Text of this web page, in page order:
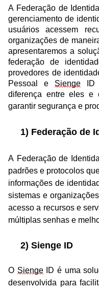
A Federação de
gerenciamento de
usuários acessem
organizações de
apresentaremos a
federação de
provedores de
Pessoal e Sienge ID
diferença entre eles e
garantir segurança e
1) Federação de
A Federação de
padrões e protocolos
informações de
sistemas e
acesso a recursos e
múltiplas senhas e
2) Sienge ID
O Sienge ID é uma
desenvolvida para